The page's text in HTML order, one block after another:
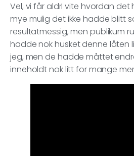
Vel, vi får aldri vite hvordan
mye mulig det ikke hadde blitt
resultatmessig, men publikum
hadde nok husket denne låten
jeg, men de hadde måttet
inneholdt nok litt for mange